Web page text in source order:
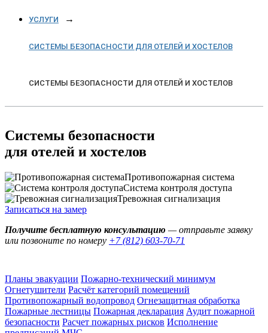
УСЛУГИ
СИСТЕМЫ БЕЗОПАСНОСТИ ДЛЯ ОТЕЛЕЙ И ХОСТЕЛОВ
СИСТЕМЫ БЕЗОПАСНОСТИ ДЛЯ ОТЕЛЕЙ И ХОСТЕЛОВ
Системы безопасности
для отелей и хостелов
Противопожарная система
Система контроля доступа
Тревожная сигнализация
Записаться на замер
Получите бесплатную консультацию — отправьте заявку
или позвоните по номеру +7 (812) 603-70-71
Планы эвакуации Пожарно-технический минимум
Огнетушители Расчёт категорий помещений
Противопожарный водопровод Огнезащитная обработка
Пожарные лестницы Пожарная декларация Аудит пожарной
безопасности Расчет пожарных рисков Исполнение